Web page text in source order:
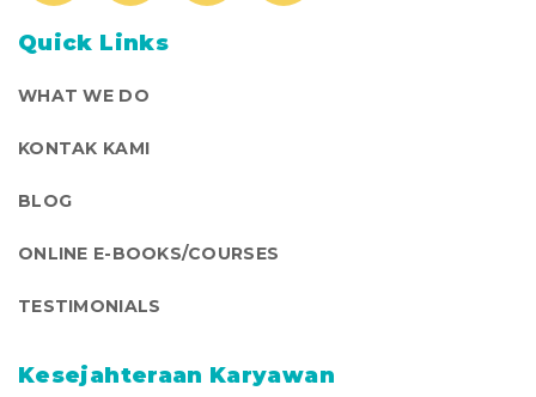
Quick Links
WHAT WE DO
KONTAK KAMI
BLOG
ONLINE E-BOOKS/COURSES
TESTIMONIALS
Kesejahteraan Karyawan